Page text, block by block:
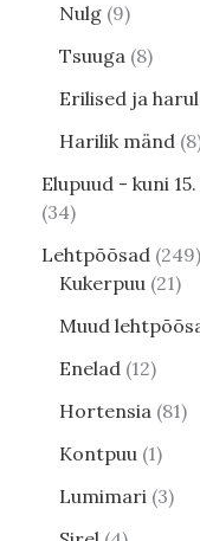
Nulg 9
Tsuuga 8
Erilised ja
Harilik mänd 8
Elupuud - kuni
34
Lehtpõõsad 249
Kukerpuu 21
Muud
Enelad 12
Hortensia 81
Kontpuu 1
Lumimari 3